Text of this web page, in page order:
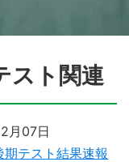
スト関連
期テスト結果速報
月07日